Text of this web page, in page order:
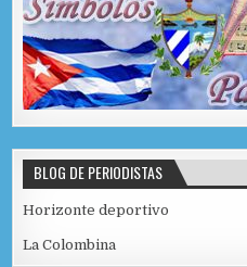
BLOG DE PERIODISTAS
Horizonte deportivo
La Colombina